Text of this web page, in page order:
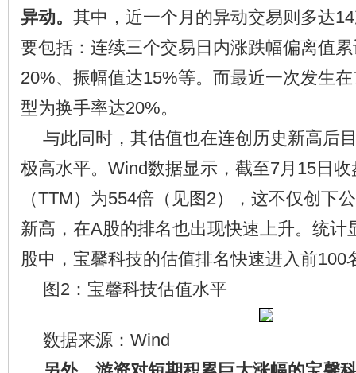
异动。 其中，近一个月的异动交易则多达
要包括：连续三个交易日内涨跌幅偏离值
20%、振幅值达15%等。而最近一次发生
型为换手率达20%。
与此同时，其估值也在连创历史新高后
极高水平。Wind数据显示，截至7月15日
（TTM）为554倍（见图2），这不仅创下
新高，在A股的排名也出现快速上升。统计
股中，宝馨科技的估值排名快速进入前100
图2：宝馨科技估值水平
数据来源：Wind